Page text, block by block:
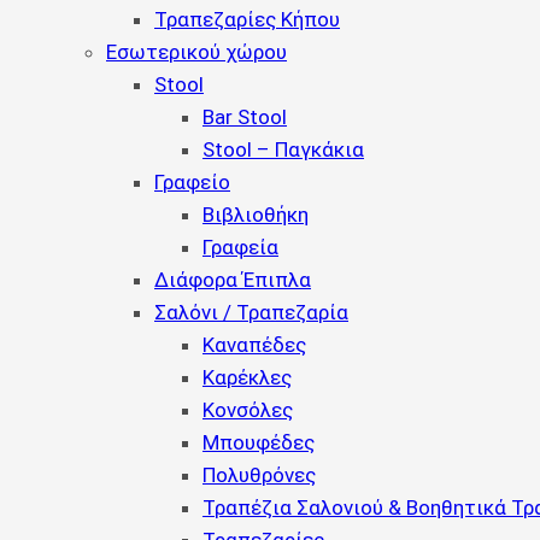
Τραπεζαρίες Κήπου
Εσωτερικού χώρου
Stool
Bar Stool
Stool – Παγκάκια
Γραφείο
Βιβλιοθήκη
Γραφεία
Διάφορα Έπιπλα
Σαλόνι / Τραπεζαρία
Καναπέδες
Καρέκλες
Κονσόλες
Μπουφέδες
Πολυθρόνες
Τραπέζια Σαλονιού & Βοηθητικά